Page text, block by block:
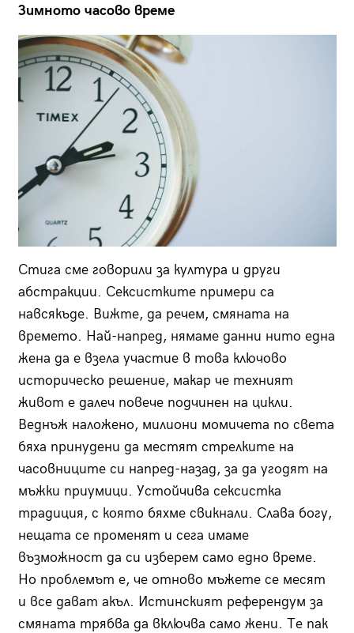
Зимното часово време
Стига сме говорили за култура и други
абстракции. Сексистките примери са
навсякъде. Вижте, да речем, смяната на
времето. Най-напред, нямаме данни нито една
жена да е взела участие в това ключово
историческо решение, макар че техният
живот е далеч повече подчинен на цикли.
Веднъж наложено, милиони момичета по света
бяха принудени да местят стрелките на
часовниците си напред-назад, за да угодят на
мъжки приумици. Устойчива сексистка
традиция, с която бяхме свикнали. Слава богу,
нещата се променят и сега имаме
възможност да си изберем само едно време.
Но проблемът е, че отново мъжете се месят
и все дават акъл. Истинският референдум за
смяната трябва да включва само жени. Те пак